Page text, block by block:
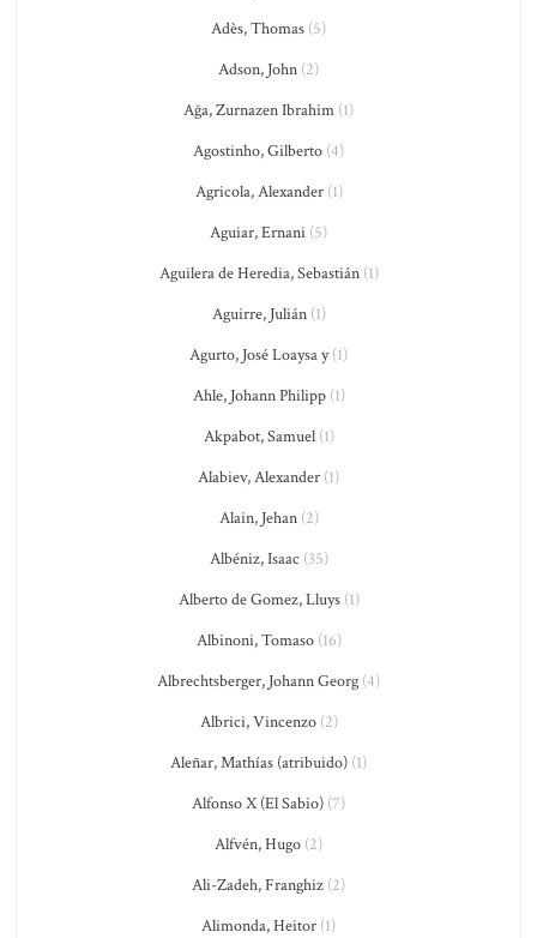
Adès, Thomas (5)
Adson, John (2)
Ağa, Zurnazen Ibrahim (1)
Agostinho, Gilberto (4)
Agricola, Alexander(1)
Aguiar, Ernani (5)
Aguilera de Heredia, Sebastián(1)
Aguirre, Julián(1)
Agurto, José Loaysa y(1)
Ahle, Johann Philipp(1)
Akpabot, Samuel(1)
Alabiev, Alexander (1)
Alain, Jehan(2)
Albéniz, Isaac (35)
Alberto de Gomez, Lluys(1)
Albinoni, Tomaso(16)
Albrechtsberger, Johann Georg (4)
Albrici, Vincenzo(2)
Aleñar, Mathías (atribuido) (1)
Alfonso X (El Sabio) (7)
Alfvén, Hugo (2)
Ali-Zadeh, Franghiz (2)
Alimonda, Heitor (1)